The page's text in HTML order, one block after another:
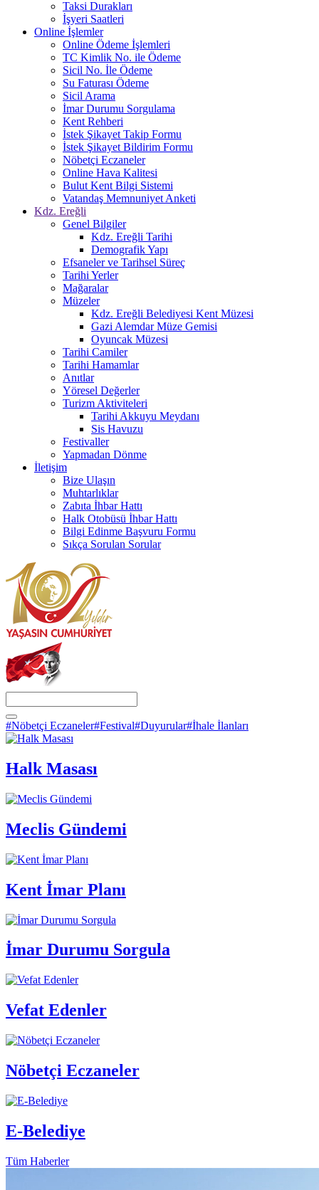
Taksi Durakları
İşyeri Saatleri
Online İşlemler
Online Ödeme İşlemleri
TC Kimlik No. ile Ödeme
Sicil No. İle Ödeme
Su Faturası Ödeme
Sicil Arama
İmar Durumu Sorgulama
Kent Rehberi
İstek Şikayet Takip Formu
İstek Şikayet Bildirim Formu
Nöbetçi Eczaneler
Online Hava Kalitesi
Bulut Kent Bilgi Sistemi
Vatandaş Memnuniyet Anketi
Kdz. Ereğli
Genel Bilgiler
Kdz. Ereğli Tarihi
Demografik Yapı
Efsaneler ve Tarihsel Süreç
Tarihi Yerler
Mağaralar
Müzeler
Kdz. Ereğli Belediyesi Kent Müzesi
Gazi Alemdar Müze Gemisi
Oyuncak Müzesi
Tarihi Camiler
Tarihi Hamamlar
Anıtlar
Yöresel Değerler
Turizm Aktiviteleri
Tarihi Akkuyu Meydanı
Sis Havuzu
Festivaller
Yapmadan Dönme
İletişim
Bize Ulaşın
Muhtarlıklar
Zabıta İhbar Hattı
Halk Otobüsü İhbar Hattı
Bilgi Edinme Başvuru Formu
Sıkça Sorulan Sorular
#Nöbetçi Eczaneler#Festival#Duyurular#İhale İlanları
Halk Masası
Meclis Gündemi
Kent İmar Planı
İmar Durumu Sorgula
Vefat Edenler
Nöbetçi Eczaneler
E-Belediye
Tüm Haberler